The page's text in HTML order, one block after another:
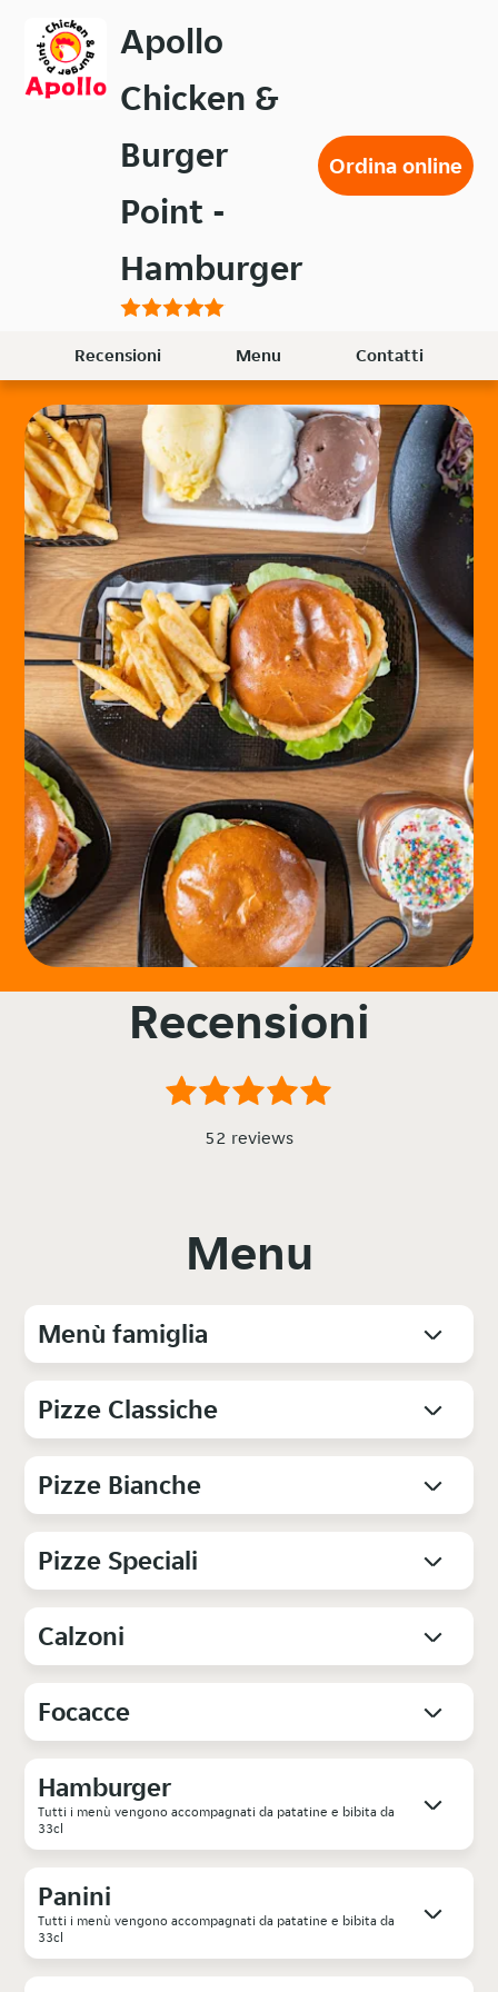
contenuto
principale
Apollo
Chicken &
Burger
Point -
Hamburger
Ordina online
Recensioni Menu Contatti
Recensioni
52 reviews
Menu
Menù famiglia
Pizze Classiche
Pizze Bianche
Pizze Speciali
Calzoni
Focacce
Hamburger
Tutti i menù vengono accompagnati da patatine e bibita da
33cl
Panini
Tutti i menù vengono accompagnati da patatine e bibita da
33cl